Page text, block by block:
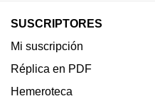
SUSCRIPTORES
Mi suscripción
Réplica en PDF
Hemeroteca